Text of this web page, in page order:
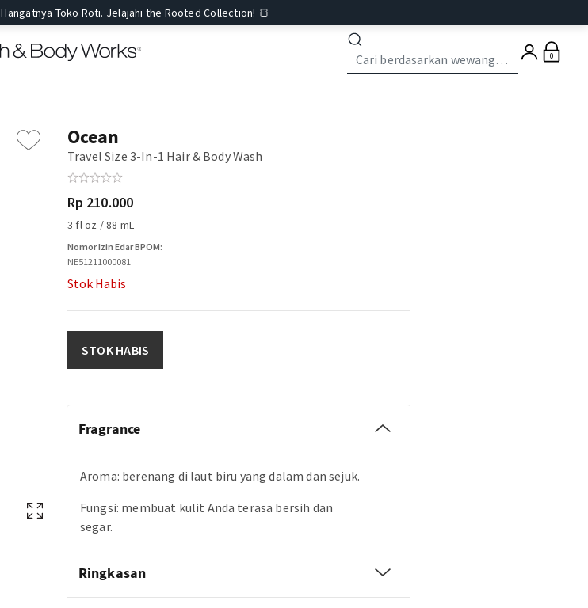
Toko Roti. Jelajahi the Rooted Collection! 🍞
0
Ocean
Travel Size 3-In-1 Hair & Body Wash
Rp 210.000
3 fl oz / 88 mL
Nomor Izin Edar BPOM:
NE51211000081
Stok Habis
STOK HABIS
Fragrance
Aroma: berenang di laut biru yang dalam dan sejuk.
Fungsi: membuat kulit Anda terasa bersih dan
segar.
Ringkasan